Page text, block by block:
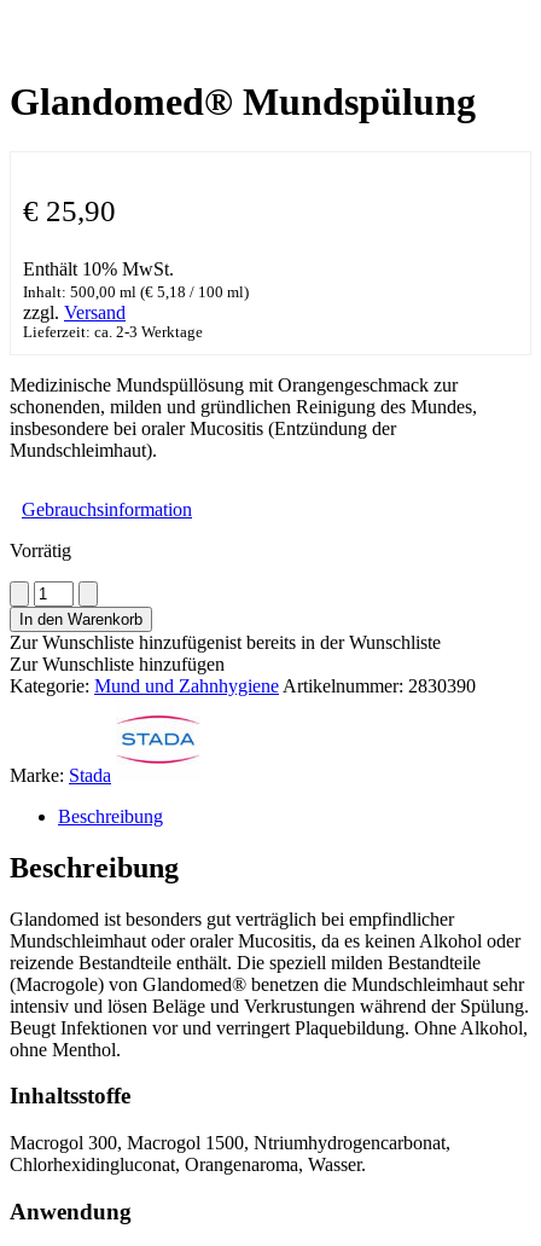
Glandomed® Mundspülung
€ 25,90
Enthält 10% MwSt.
Inhalt: 500,00 ml (€ 5,18 / 100 ml)
zzgl. Versand
Lieferzeit: ca. 2-3 Werktage
Medizinische Mundspüllösung mit Orangengeschmack zur
schonenden, milden und gründlichen Reinigung des Mundes,
insbesondere bei oraler Mucositis (Entzündung der
Mundschleimhaut).
Gebrauchsinformation
Vorrätig
Glandomed®
Mundspülung
Menge
In den Warenkorb
Zur Wunschliste hinzufügenist bereits in der Wunschliste
Zur Wunschliste hinzufügen
Kategorie: Mund und Zahnhygiene Artikelnummer: 2830390
Marke: Stada
Beschreibung
Beschreibung
Glandomed ist besonders gut verträglich bei empfindlicher
Mundschleimhaut oder oraler Mucositis, da es keinen Alkohol oder
reizende Bestandteile enthält. Die speziell milden Bestandteile
(Macrogole) von Glandomed® benetzen die Mundschleimhaut sehr
intensiv und lösen Beläge und Verkrustungen während der Spülung.
Beugt Infektionen vor und verringert Plaquebildung. Ohne Alkohol,
ohne Menthol.
Inhaltsstoffe
Macrogol 300, Macrogol 1500, Ntriumhydrogencarbonat,
Chlorhexidingluconat, Orangenaroma, Wasser.
Anwendung